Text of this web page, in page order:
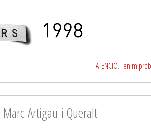
ATENCIÓ. Tenim
Marc Artigau i Queralt